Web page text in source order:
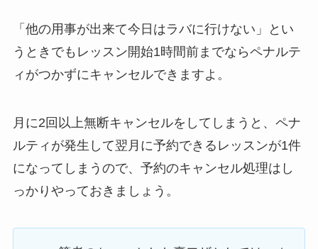
「他の用事が出来て今日はラバに行けない」
とい
うときでもレッスン開始1時間前までならペナルテ
ィがつかずにキャンセルできますよ。
月に2回以上無断キャンセルをしてしまうと、ペナ
ルティが発生して翌月に予約できるレッスンが1件
になってしまうので、予約のキャンセル処理はし
っかりやっておきましょう。